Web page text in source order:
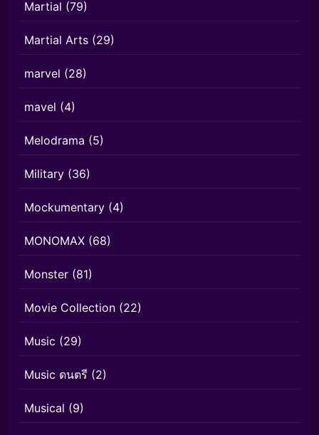
Martial (79)
Martial Arts (29)
marvel (28)
mavel (4)
Melodrama (5)
Military (36)
Mockumentary (4)
MONOMAX (68)
Monster (81)
Movie Collection (22)
Music (29)
Music ดนตรี (2)
Musical (9)